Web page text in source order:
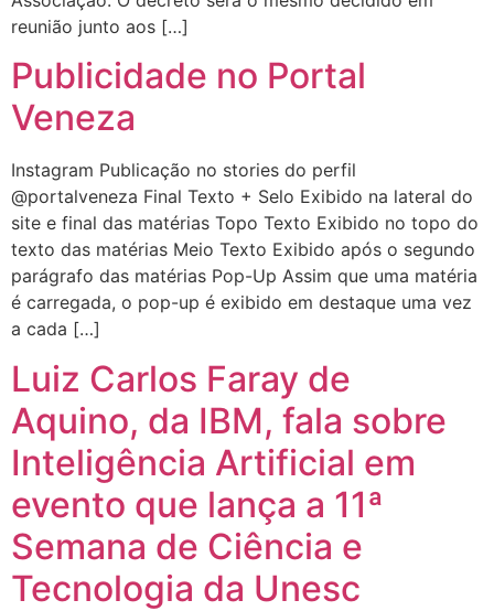
reunião junto aos […]
Publicidade no Portal
Veneza
Instagram Publicação no stories do perfil
@portalveneza Final Texto + Selo Exibido na lateral do
site e final das matérias Topo Texto Exibido no topo do
texto das matérias Meio Texto Exibido após o segundo
parágrafo das matérias Pop-Up Assim que uma matéria
é carregada, o pop-up é exibido em destaque uma vez
a cada […]
Luiz Carlos Faray de
Aquino, da IBM, fala sobre
Inteligência Artificial em
evento que lança a 11ª
Semana de Ciência e
Tecnologia da Unesc